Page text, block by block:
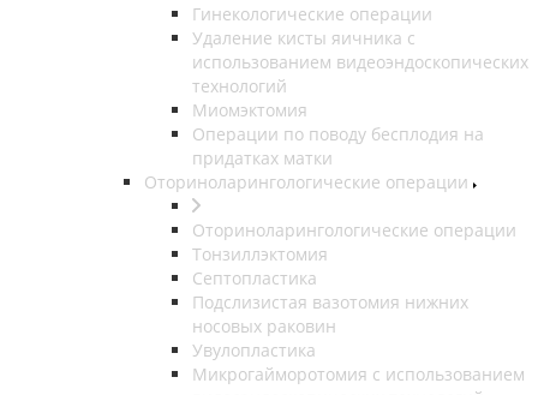
Гинекологические операции
Удаление кисты яичника с
использованием видеоэндоскопических
технологий
Миомэктомия
Операции по поводу бесплодия на
придатках матки
Оториноларингологические операции
Оториноларингологические операции
Тонзиллэктомия
Септопластика
Подслизистая вазотомия нижних
носовых раковин
Увулопластика
Микрогайморотомия с использованием